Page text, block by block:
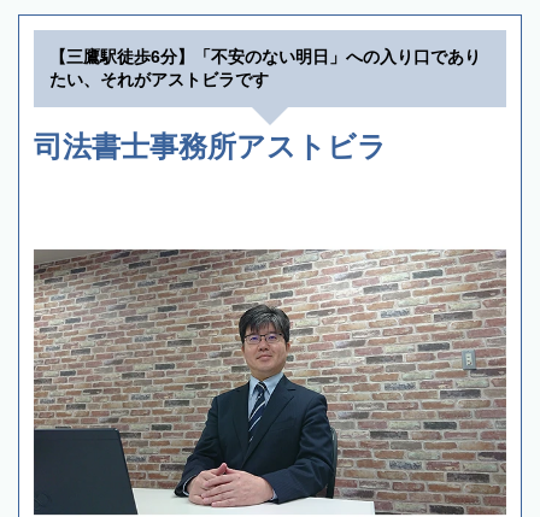
【三鷹駅徒歩6分】「不安のない明日」への入り口であり
たい、それがアストビラです
司法書士事務所アストビラ